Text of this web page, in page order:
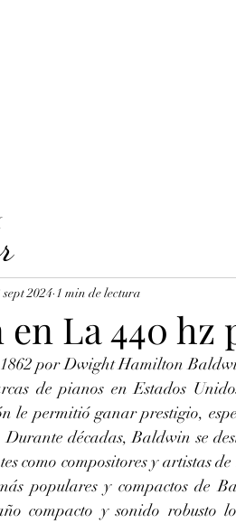
La 440 hz
sept 2024 1 min de lectura
por Dwight Hamilton
de pianos en Estados
le permitió ganar prestigio,
décadas, Baldwin se
como compositores y artistas
populares y compactos de
compacto y sonido robusto